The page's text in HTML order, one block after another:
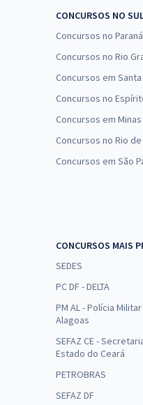
CONCURSOS NO
Concursos no Paraná
Concursos no Rio
Concursos em
Concursos no
Concursos em
Concursos no Rio
Concursos em São
CONCURSOS MAIS
SEDES
PC DF - DELTA
PM AL - Polícia
Alagoas
SEFAZ CE -
Estado do Ceará
PETROBRAS
SEFAZ DF